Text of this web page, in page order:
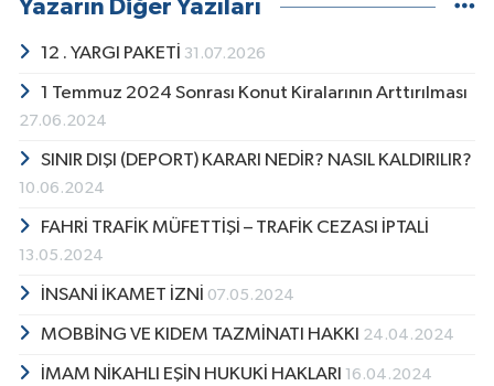
Yazarın Diğer Yazıları
12 . YARGI PAKETİ 31.07.2026
1 Temmuz 2024 Sonrası Konut Kiralarının Arttırılması
27.06.2024
SINIR DIŞI (DEPORT) KARARI NEDİR? NASIL KALDIRILIR?
10.06.2024
FAHRİ TRAFİK MÜFETTİŞİ – TRAFİK CEZASI İPTALİ
13.05.2024
İNSANİ İKAMET İZNİ 07.05.2024
MOBBİNG VE KIDEM TAZMİNATI HAKKI 24.04.2024
İMAM NİKAHLI EŞİN HUKUKİ HAKLARI 16.04.2024